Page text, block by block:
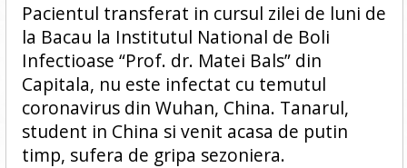
Pacientul transferat in cursul zilei de luni de
la Bacau la Institutul National de Boli
Infectioase “Prof. dr. Matei Bals” din
Capitala, nu este infectat cu temutul
coronavirus din Wuhan, China. Tanarul,
student in China si venit acasa de putin
timp, sufera de gripa sezoniera.